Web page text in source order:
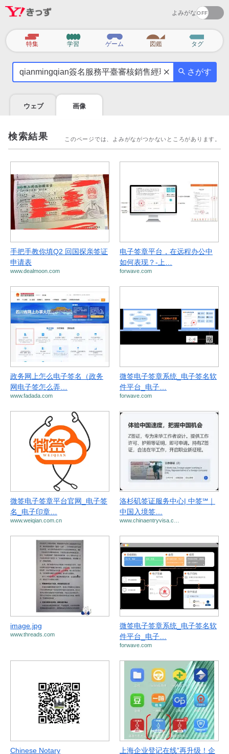
よみがな
カ
テ
特集 学習 ゲーム 図鑑 タグ
気
を
調
べ
よ
う
さがす
ウェブ 画像
検索結果 このページでは、よみがながつかないところがあります。
手把手教你填Q2 回国探亲签证
申请表
www.dealmoon.com
电子签章平台，在远程办公中
如何表现？-上…
forwave.com
政务网上怎么电子签名（政务
网电子签怎么弄…
www.fadada.com
微签电子签章系统_电子签名软
件平台_电子…
forwave.com
微签电子签章平台官网_电子签
名_电子印章…
www.weiqian.com.cn
洛杉矶签证服务中心| 中签℠｜
中国入境签…
www.chinaentryvisa.c…
image.jpg
www.threads.com
微签电子签章系统_电子签名软
件平台_电子…
forwave.com
Chinese Notary
上海企业登记在线”再升级！企